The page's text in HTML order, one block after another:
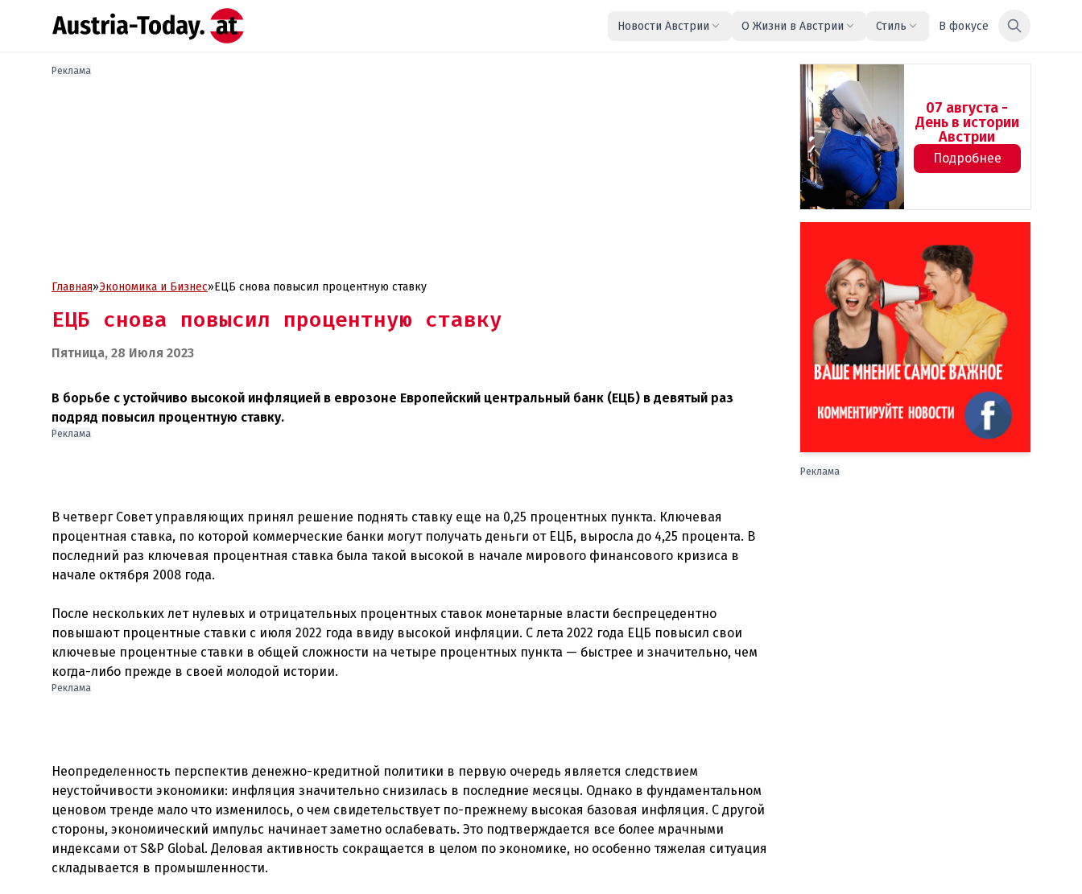
Новости Австрии О Жизни в Австрии Стиль В фокусе
Реклама
Главная»Экономика и Бизнес»ЕЦБ снова повысил процентную ставку
ЕЦБ снова повысил процентную ставку
Пятница, 28 Июля 2023
В борьбе с устойчиво высокой инфляцией в еврозоне Европейский центральный банк (ЕЦБ) в девятый раз
подряд повысил процентную ставку.
Реклама
В четверг Совет управляющих принял решение поднять ставку еще на 0,25 процентных пункта. Ключевая
процентная ставка, по которой коммерческие банки могут получать деньги от ЕЦБ, выросла до 4,25 процента. В
последний раз ключевая процентная ставка была такой высокой в ​​начале мирового финансового кризиса в
начале октября 2008 года.
После нескольких лет нулевых и отрицательных процентных ставок монетарные власти беспрецедентно
повышают процентные ставки с июля 2022 года ввиду высокой инфляции. С лета 2022 года ЕЦБ повысил свои
ключевые процентные ставки в общей сложности на четыре процентных пункта — быстрее и значительно, чем
Реклама
Неопределенность перспектив денежно-кредитной политики в первую очередь является следствием
неустойчивости экономики: инфляция значительно снизилась в последние месяцы. Однако в фундаментальном
ценовом тренде мало что изменилось, о чем свидетельствует по-прежнему высокая базовая инфляция. С другой
стороны, экономический импульс начинает заметно ослабевать. Это подтверждается все более мрачными
индексами от S&P Global. Деловая активность сокращается в целом по экономике, но особенно тяжелая ситуация
складывается в промышленности.
07 августа -
День в истории
Австрии
Подробнее
Реклама